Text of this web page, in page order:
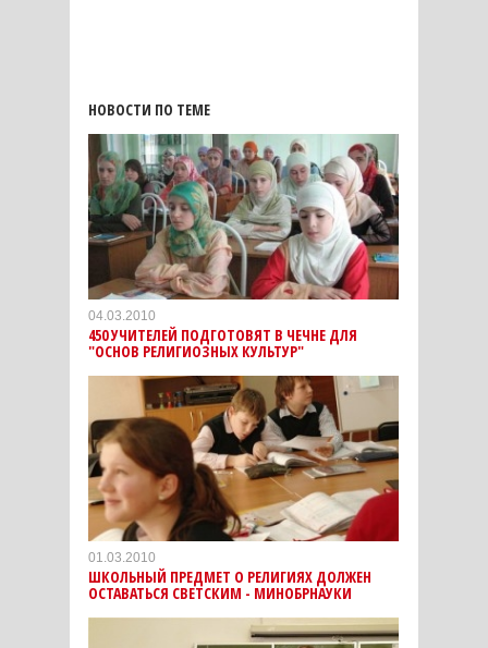
НОВОСТИ ПО ТЕМЕ
04.03.2010
450 УЧИТЕЛЕЙ ПОДГОТОВЯТ В ЧЕЧНЕ ДЛЯ
"ОСНОВ РЕЛИГИОЗНЫХ КУЛЬТУР"
01.03.2010
ШКОЛЬНЫЙ ПРЕДМЕТ О РЕЛИГИЯХ ДОЛЖЕН
ОСТАВАТЬСЯ СВЕТСКИМ - МИНОБРНАУКИ